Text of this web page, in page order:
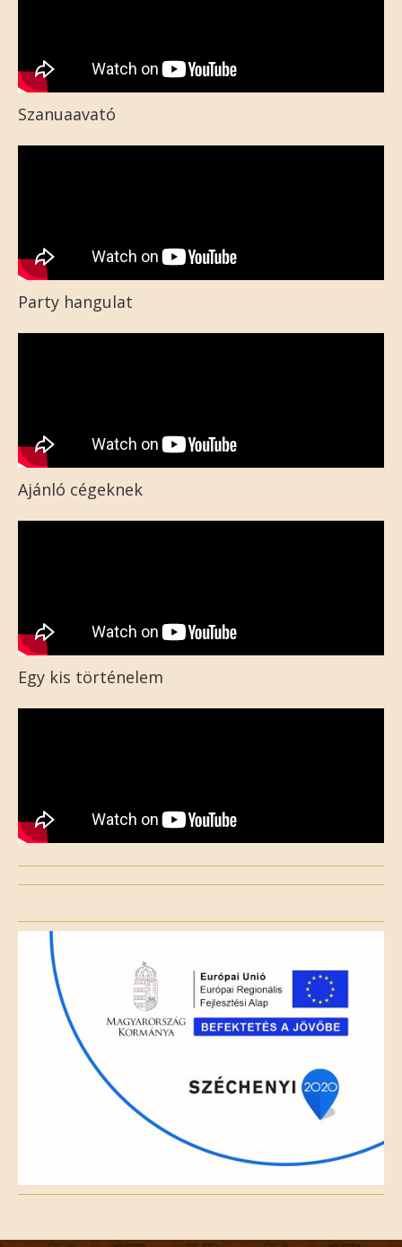
Szanuaavató
Party hangulat
Ajánló cégeknek
Egy kis történelem